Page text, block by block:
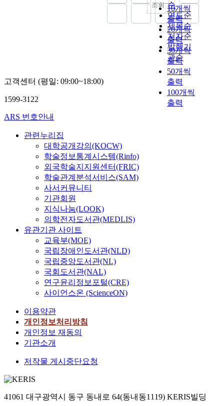
순
연도순
제목순
저자순
발행기
관순
10개씩
출력
20개씩
출력
30개씩
출력
50개씩
출력
100개씩
출력
조회
고객센터 (평일: 09:00~18:00)
1599-3122
ARS 번호안내
관련누리집
대학공개강의(KOCW)
학술정보통계시스템(Rinfo)
외국학술지지원센터(FRIC)
학술관계분석서비스(SAM)
사서커뮤니티
기관회원
지식나눔(LOOK)
의학전자도서관(MEDLIS)
유관기관 사이트
교육부(MOE)
국립장애인도서관(NLD)
국립중앙도서관(NL)
국회도서관(NAL)
연구윤리정보포털(CRE)
사이언스온 (ScienceON)
이용약관
개인정보처리방침
개인정보 재동의
기관소개
저작물 게시중단요청
41061 대구광역시 동구 동내로 64(동내동1119) KERIS빌딩